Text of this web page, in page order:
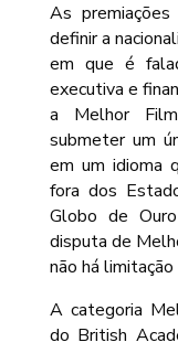
As
definir a
em que é
executiva e
a Melhor
submeter um
em um idioma
fora dos
Globo de
disputa de
não há limitação
A categoria
do British